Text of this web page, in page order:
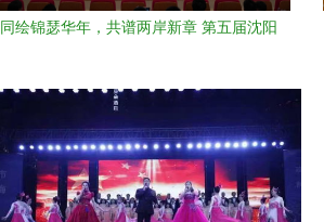
同绘锦瑟华年，共谱两岸新章 第五届沈阳